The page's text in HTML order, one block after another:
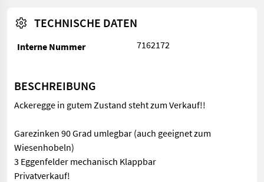
TECHNISCHE DATEN
Interne Nummer 7162172
BESCHREIBUNG
Ackeregge in gutem Zustand steht zum Verkauf!!
Garezinken 90 Grad umlegbar (auch geeignet zum
Wiesenhobeln)
3 Eggenfelder mechanisch Klappbar
Privatverkauf!